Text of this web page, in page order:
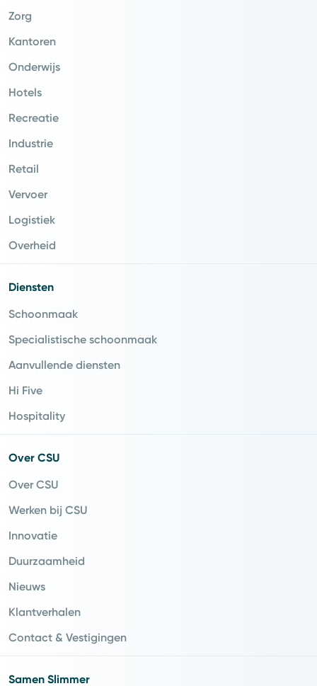
Zorg
Kantoren
Onderwijs
Hotels
Recreatie
Industrie
Retail
Vervoer
Logistiek
Overheid
Diensten
Schoonmaak
Specialistische schoonmaak
Aanvullende diensten
Hi Five
Hospitality
Over CSU
Over CSU
Werken bij CSU
Innovatie
Duurzaamheid
Nieuws
Klantverhalen
Contact & Vestigingen
Samen Slimmer